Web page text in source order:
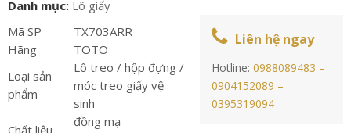
Danh mục: Lô giấy
Mã SP
TX703ARR
Hãng
TOTO
Loại sản
phẩm
Lô treo / hộp đựng /
móc treo giấy vệ
sinh
Chất liệu
đồng mạ
Liên hệ ngay
Hotline:0988089483 –
0904152089 –
0395319094